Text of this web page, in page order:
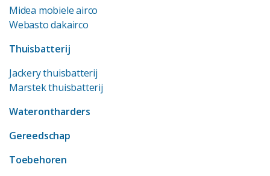
Midea mobiele airco
Webasto dakairco
Thuisbatterij
Jackery thuisbatterij
Marstek thuisbatterij
Waterontharders
Gereedschap
Toebehoren